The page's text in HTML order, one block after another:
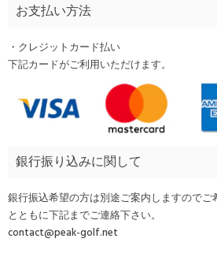
お支払い方法
・クレジットカード払い
下記カードがご利用いただけます。
銀行振り込みに関して
銀行振込希望の方は別途ご案内しますので
とともに下記までご連絡下さい。
contact@peak-golf.net